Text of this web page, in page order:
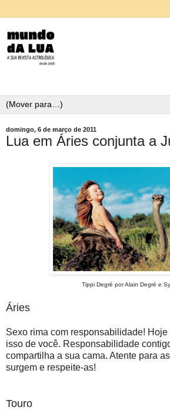
domingo, 6 de março de 2011
Lua em Áries conjunta a
Tippi Degré por Alain Degré e Sylvie
Áries
Sexo rima com responsabilidade!
isso de você. Responsabilidade
compartilha a sua cama. Atente para
surgem e respeite-as!
Touro